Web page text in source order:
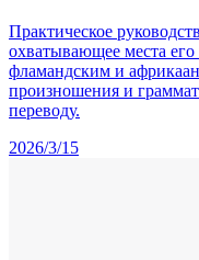
Практическое
охватывающее места его
фламандским и
произношения и
переводу.
2026/3/15